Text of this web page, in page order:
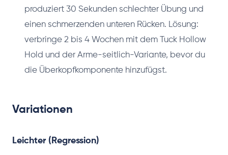
produziert 30 Sekunden schlechter Übung und
einen schmerzenden unteren Rücken. Lösung:
verbringe 2 bis 4 Wochen mit dem Tuck Hollow
Hold und der Arme-seitlich-Variante, bevor du
die Überkopfkomponente hinzufügst.
Variationen
Leichter (Regression)